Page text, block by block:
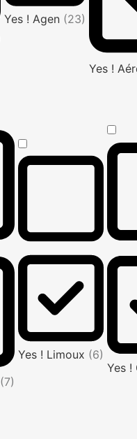
Yes ! Agen (23)
Yes !
(7)
Yes ! Limoux (6)
Yes !